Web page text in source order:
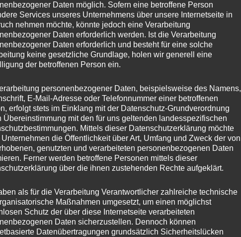
Daten möglich. Sofern eine betroffene Person
Services unseres Unternehmens über unsere Internetseite in
nehmen möchte, könnte jedoch eine Verarbeitung
Daten erforderlich werden. Ist die Verarbeitung
Daten erforderlich und besteht für eine solche
keine gesetzliche Grundlage, holen wir generell eine
der betroffenen Person ein.
personenbezogener Daten, beispielsweise des Namens,
E-Mail-Adresse oder Telefonnummer einer betroffenen
erfolgt stets im Einklang mit der Datenschutz-Grundverordnung
Übereinstimmung mit den für uns geltenden landesspezifischen
Mittels dieser Datenschutzerklärung möchte
Unternehmen die Öffentlichkeit über Art, Umfang und Zweck der von
genutzten und verarbeiteten personenbezogenen Daten
Ferner werden betroffene Personen mittels dieser
über die ihnen zustehenden Rechte aufgeklärt.
als für die Verarbeitung Verantwortlicher zahlreiche technische
Maßnahmen umgesetzt, um einen möglichst
Schutz der über diese Internetseite verarbeiteten
Daten sicherzustellen. Dennoch können
Datenübertragungen grundsätzlich Sicherheitslücken